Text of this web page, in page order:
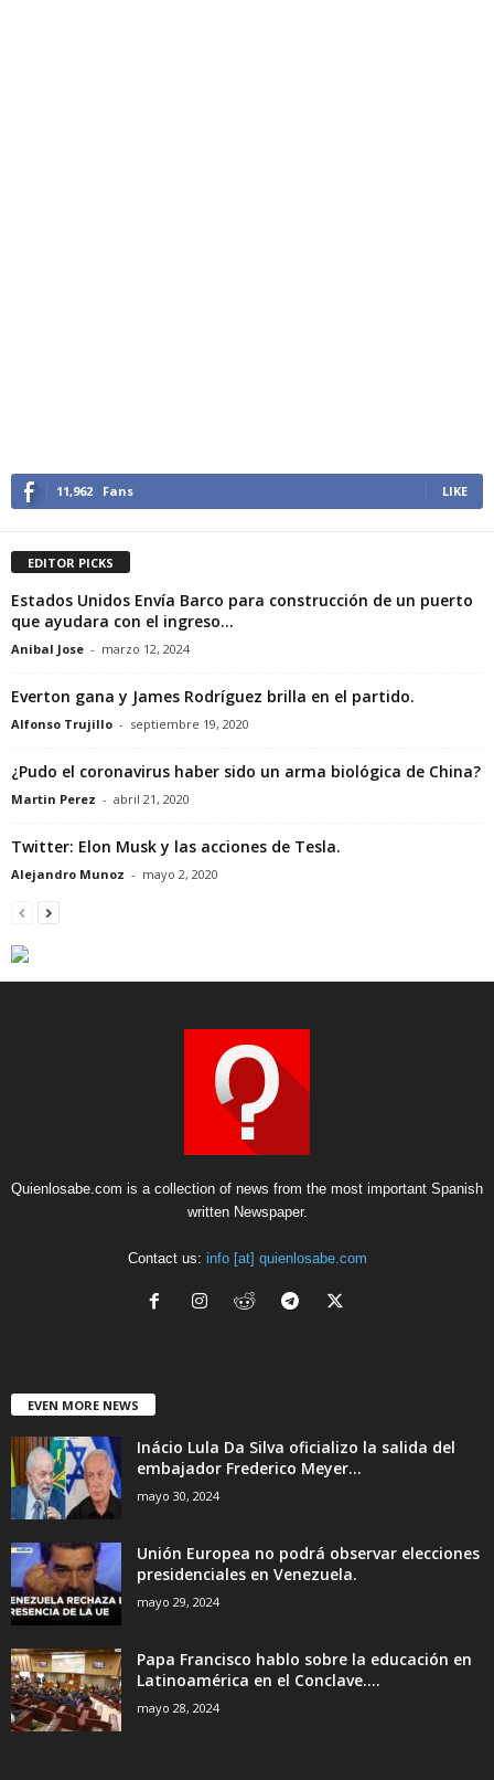
11,962 Fans LIKE
EDITOR PICKS
Estados Unidos Envía Barco para construcción de un puerto
que ayudara con el ingreso...
Anibal Jose - marzo 12, 2024
Everton gana y James Rodríguez brilla en el partido.
Alfonso Trujillo - septiembre 19, 2020
¿Pudo el coronavirus haber sido un arma biológica de China?
Martin Perez - abril 21, 2020
Twitter: Elon Musk y las acciones de Tesla.
Alejandro Munoz - mayo 2, 2020
Quienlosabe.com is a collection of news from the most important Spanish
written Newspaper.
Contact us: info [at] quienlosabe.com
EVEN MORE NEWS
Inácio Lula Da Silva oficializo la salida del
embajador Frederico Meyer...
mayo 30, 2024
Unión Europea no podrá observar elecciones
presidenciales en Venezuela.
mayo 29, 2024
Papa Francisco hablo sobre la educación en
Latinoamérica en el Conclave....
mayo 28, 2024